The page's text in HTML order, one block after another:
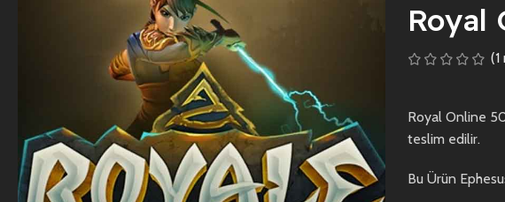
Royal
(1
Royal Online
teslim edilir.
Bu Ürün